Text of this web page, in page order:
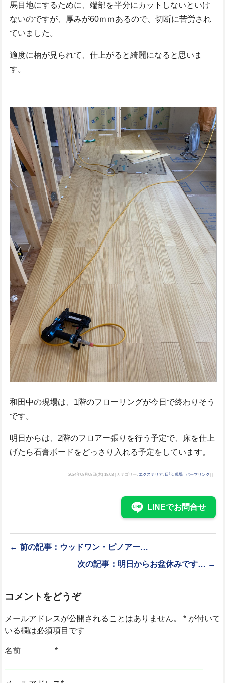
馬目地にするために、端部を半分にカットしないといけ
ないのですが、厚みが60ｍｍあるので、切断に苦労され
ていました。
適度に柄が見られて、仕上がると綺麗になると思いま
す。
和田中の現場は、1階のフローリングが今日で終わりそう
です。
明日からは、2階のフロアー張りを行う予定で、床を仕上
げたら石膏ボードをどっさり入れる予定をしています。
2024年08月08日(木) 18:03 | カテゴリー: エクステリア, 日記, 現場 パーマリンク
LINEでお問合せ
← 前の記事：ウッドワン・ピノアー…
次の記事：明日からお盆休みです… →
コメントをどうぞ
メールアドレスが公開されることはありません。* が付いて
いる欄は必須項目です
名前 *